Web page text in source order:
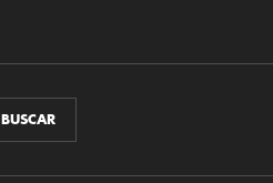
BUSCAR